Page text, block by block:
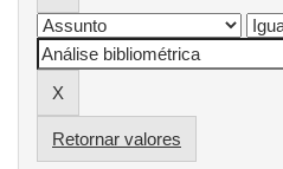
Retornar valores